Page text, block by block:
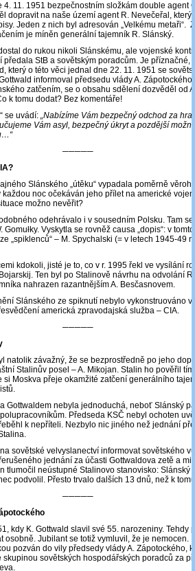
4. 11. 1951 bezpečnostním složkám double agent
dopravit na naše území agent R. Nevečeřal, který
Jeden z nich byl adresován „Velkému metaři“.
je míněn generální tajemník R. Slánský.
do rukou nikoli Slánskému, ale vojenské
předala StB a sovětským poradcům. Je příznačné,
který o této věci jednal dne 22. 11. 1951 se
informoval předsedu vlády A. Zápotockého
zatčením, se o obsahu sdělení dozvěděl od
k tomu dodat? Bez komentáře!
se uvádí: „Nabízíme Vám bezpečný odchod za
Vám asyl, bezpečný úkryt a pozdější
─────
Slánského „útěku“ vypadala poměrně
noc očekáván jeho přílet na americké
možno nevěřit?
odehrávalo i v sousedním Polsku. Tam
Vyskytla se rovněž causa „dopis“: v
„spiklenců“ – M. Spychalski (= v letech 1945-49
obrany).
kdokoli, jisté je to, co v r. 1995 řekl ve vysílání
Ten byl po Stalinově návrhu na odvolání
nahrazen razantnějším A. Besčasnovem.
Slánského ze spiknutí nebylo vykonstruováno v
americká zpravodajská služba – CIA.
─────
natolik závažný, že se bezprostředně po jeho
Stalinův posel – A. Mikojan. Stalin ho pověřil
si Moskva přeje okamžité zatčení generálního
Gottwaldem nebyla jednoduchá, neboť Slánský
Předseda KSČ nebyl ochoten
k nepříteli. Nezbylo nic jiného než jednání
sovětské velvyslanectví informovat sovětského
jednání za účasti Gottwaldova zetě a
tlumočil neústupné Stalinovo stanovisko: Slánský
podvolil. Přesto trvalo dalších 13 dnů, než k
─────
kdy K. Gottwald slavil své 55. narozeniny. Tehdy
osobně. Jubilant se totiž vymluvil, že je nemocen.
pozván do vily předsedy vlády A. Zápotockého,
sovětských hospodářských poradců za